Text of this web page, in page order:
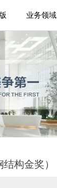
业务领域
构金奖）